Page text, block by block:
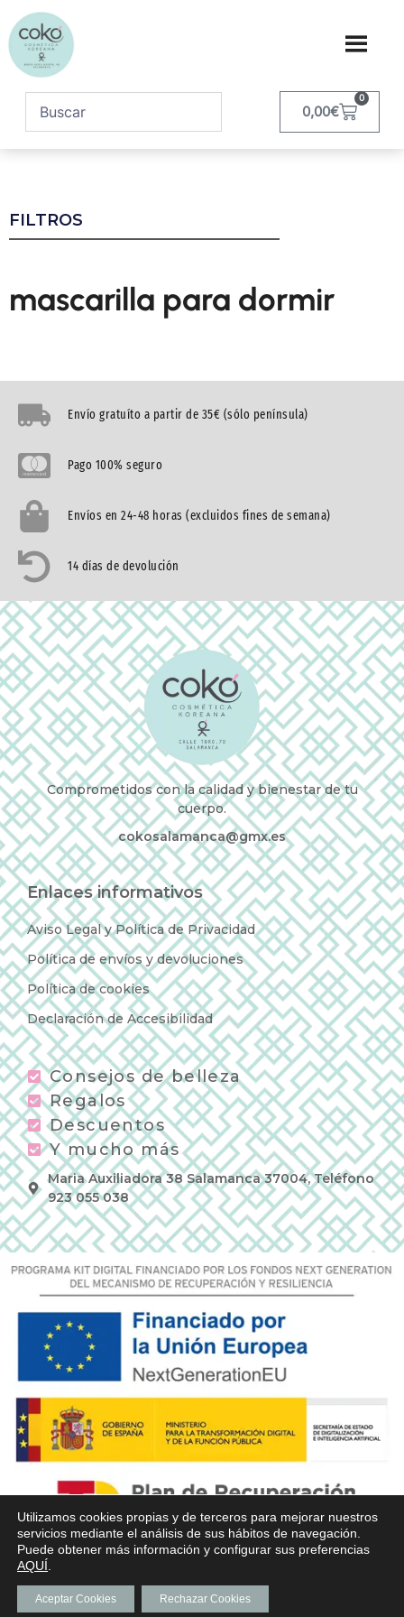
0,00€
0
FILTROS
mascarilla para dormir
Envío gratuíto a partir de 35€ (sólo península)
Pago 100% seguro
Envíos en 24-48 horas (excluidos fines de semana)
14 días de devolución
Comprometidos con la calidad y bienestar de tu
cuerpo.
cokosalamanca@gmx.es
Enlaces informativos
Aviso Legal y Política de Privacidad
Política de envíos y devoluciones
Política de cookies
Declaración de Accesibilidad
Consejos de belleza
Regalos
Descuentos
Y mucho más
Maria Auxiliadora 38 Salamanca 37004, Teléfono
923 055 038
Utilizamos cookies propias y de terceros para mejorar nuestros
servicios mediante el análisis de sus hábitos de navegación.
Puede obtener más información y configurar sus preferencias
AQUÍ
Aceptar Cookies Rechazar Cookies